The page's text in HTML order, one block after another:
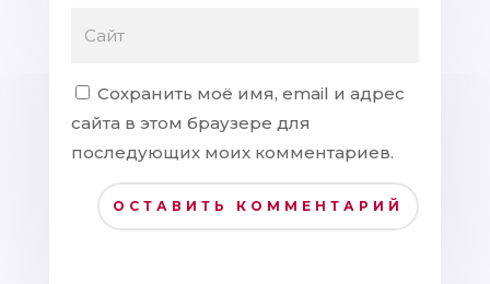
Сохранить моё имя, email и адрес
сайта в этом браузере для
последующих моих комментариев.
ОСТАВИТЬ КОММЕНТАРИЙ